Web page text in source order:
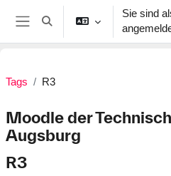
Zum Hauptinhalt
Website-Übersicht
Sucheingabe umschalten
Sie sind
Tags R3
Moodle der
Augsburg
R3